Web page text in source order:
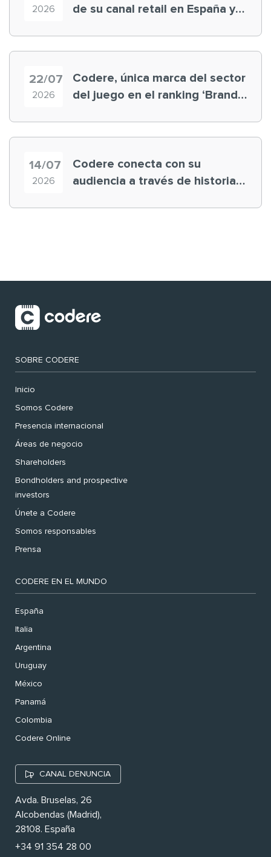
2026
de su canal retail en España y
22/07
2026
Codere, única marca del sector
del juego en el ranking ‘Brand
14/07
2026
Codere conecta con su
audiencia a través de historias
SOBRE CODERE
Inicio
Somos Codere
Presencia internacional
Áreas de negocio
Shareholders
Bondholders and prospective
investors
Únete a Codere
Somos responsables
Prensa
CODERE EN EL MUNDO
España
Italia
Argentina
Uruguay
México
Panamá
Colombia
Codere Online
CANAL DENUNCIA
Avda. Bruselas, 26
Alcobendas (Madrid),
28108. España
+34 91 354 28 00